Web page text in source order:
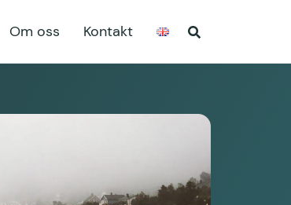
Om oss Kontakt